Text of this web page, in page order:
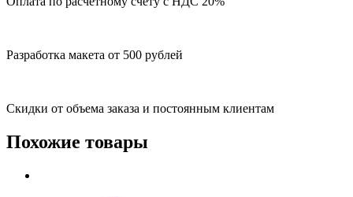
Разработка макета от 500 рублей
Скидки от объема заказа и постоянным клиентам
Похожие товары